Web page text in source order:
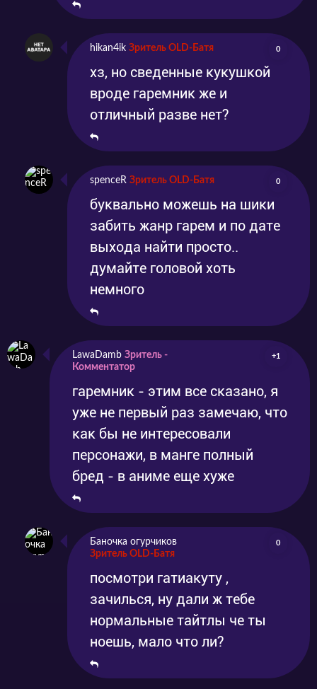
hikan4ik Зритель OLD-Батя 0
хз, но сведенные кукушкой
вроде гаремник же и
отличный разве нет?
spenceR Зритель OLD-Батя 0
буквально можешь на шики
забить жанр гарем и по дате
выхода найти просто..
думайте головой хоть
немного
LawaDamb Зритель -
Комментатор
+1
гаремник - этим все сказано, я
уже не первый раз замечаю, что
как бы не интересовали
персонажи, в манге полный
бред - в аниме еще хуже
Баночка огурчиков
Зритель OLD-Батя
0
посмотри гатиакуту ,
зачилься, ну дали ж тебе
нормальные тайтлы че ты
ноешь, мало что ли?